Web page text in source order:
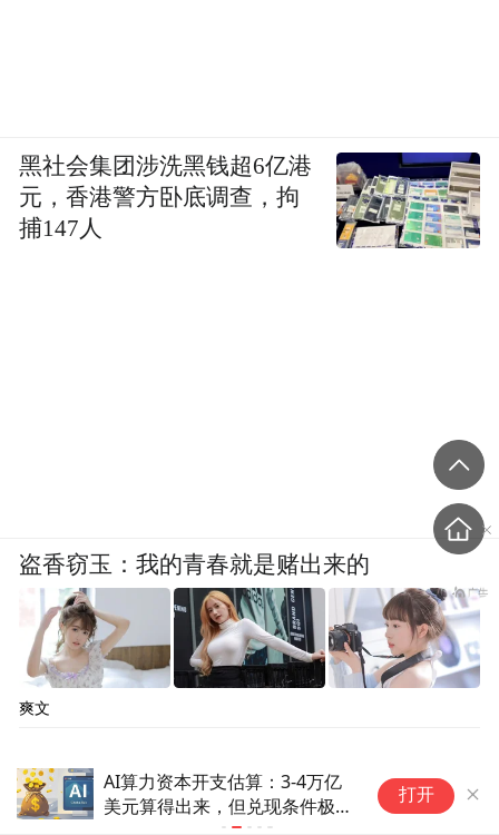
AI算力资本开支估算：3-4万亿
美元算得出来，但兑现条件极其
打开
黑社会集团涉洗黑钱超6亿港
元，香港警方卧底调查，拘
捕147人
盗香窃玉：我的青春就是赌出来的
爽文